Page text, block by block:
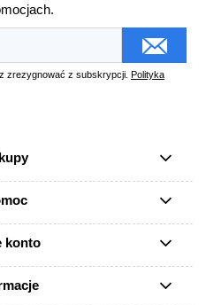
zrezygnować z subskrypcji.
Polityka
konto